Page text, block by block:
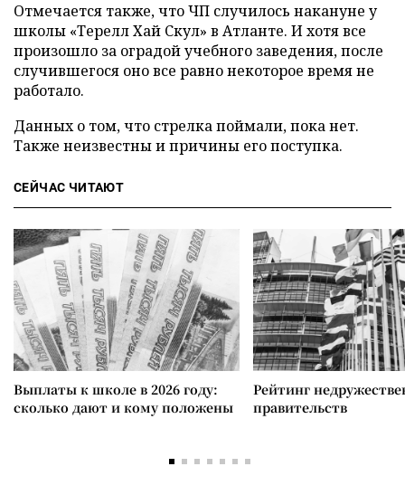
Отмечается также, что ЧП случилось накануне у
школы «Терелл Хай Скул» в Атланте. И хотя все
произошло за оградой учебного заведения, после
случившегося оно все равно некоторое время не
работало.
Данных о том, что стрелка поймали, пока нет.
Также неизвестны и причины его поступка.
СЕЙЧАС ЧИТАЮТ
Выплаты к школе в 2026 году:
сколько дают и кому положены
Рейтинг
правительств